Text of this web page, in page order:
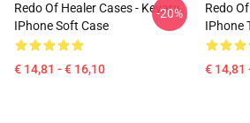
Redo Of Healer Cases - Keyaru
IPhone Soft Case
€ 14,81 - € 16,10
-20%
Redo
IPhone
€ 14,81